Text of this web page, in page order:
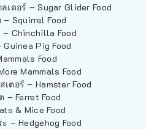
เดอร์ – Sugar Glider Food
– Squirrel Food
Chinchilla Food
Pig Food
Food
Mammals Food
ตอร์ – Hamster Food
– Ferret Food
& Mice Food
– Hedgehog Food